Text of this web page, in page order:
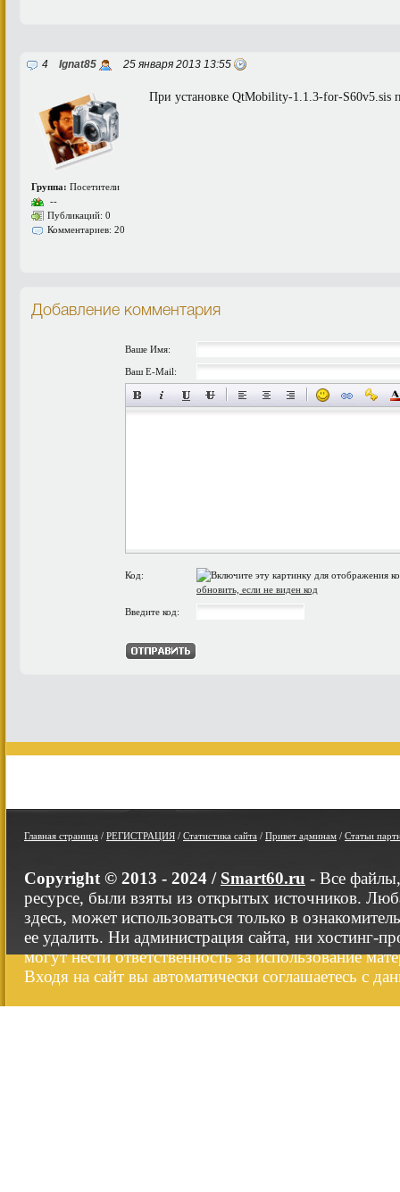
4 Ignat85 25 января 2013 13:55
Группа: Посетители
--
Публикаций: 0
Комментариев: 20
При установке QtMobility-1.1.3-for-S60v5.sis
Добавление комментария
Ваше Имя:
Ваш E-Mail:
Код:
обновить, если не виден код
Введите код:
Главная страница / РЕГИСТРАЦИЯ / Статистика сайта / Привет админам / Статьи
Copyright © 2013 - 2024 / Smart60.ru - Все
ресурсе, были взяты из открытых источников.
здесь, может использоваться только в
ее удалить. Ни администрация сайта, ни хостинг-
могут нести ответственность за использование
Входя на сайт вы автоматически соглашаетесь с